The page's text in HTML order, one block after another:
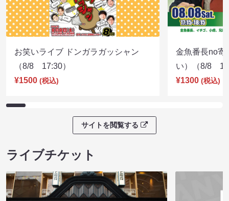
お笑いライブ ドンガラガッシャン
（8/8 17:30）
¥1500 (税込)
金魚番長no寄
い）（8/8
¥1300 (税込)
サイトを閲覧する
ライブチケット